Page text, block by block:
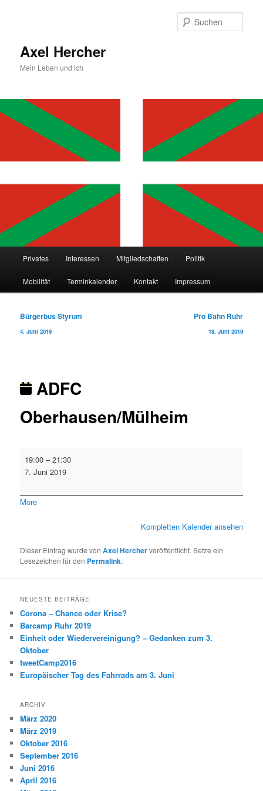
Axel Hercher
Mein Leben und ich
Privates Interessen Mitgliedschaften Politik
Mobilität Terminkalender Kontakt Impressum
Beitragsnavigation
Bürgerbus Styrum
4. Juni 2019
Pro Bahn Ruhr
18. Juni 2019
ADFC
Oberhausen/Mülheim
Oberhausen/Mülheim
19:00 –21:30
7. Juni 2019
Moreabout
Kompletten Kalender ansehen
Dieser Eintrag wurde vonAxel Hercherveröffentlicht. Setze ein
Lesezeichen für den Permalink.
NEUESTE BEITRÄGE
Corona – Chance oder Krise?
Barcamp Ruhr 2019
Einheit oder Wiedervereinigung? – Gedanken zum 3.
Oktober
tweetCamp2016
Europäischer Tag des Fahrrads am 3. Juni
ARCHIV
März 2020
März 2019
Oktober 2016
September 2016
Juni 2016
April 2016